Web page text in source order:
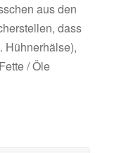
aus den
dass
Hühnerhälse),
/ Öle